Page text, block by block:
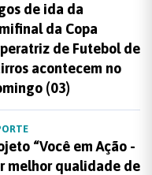
de ida da
da Copa
de Futebol de
acontecem no
(03)
“Você em Ação -
melhor qualidade de